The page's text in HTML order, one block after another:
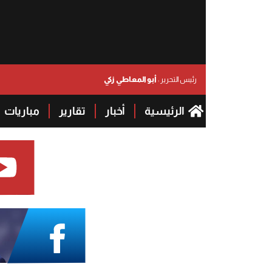
رئيس التحرير :أبو المعاطي زكي
الرئيسية أخبار تقارير مباريات